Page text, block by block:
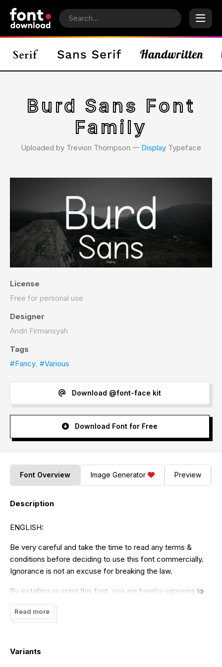
Burd Sans Font
Family
Uploaded by Trevion Thompson 𑁋 Display Typeface
License
Free for personal use
Designer
Andri Firmansyah
Tags
#Fancy, #Various
Download @font-face kit
Download Font for Free
Font Overview Image Generator Preview
Description
ENGLISH:
Be very careful and take the time to read any terms &
conditions before deciding to use this font commercially.
Ignorance is not an excuse for breaking the law.
By installing or using this font, you are hereby agreeing to
this Font Usage Agreement:
1. This font is ONLY FOR PERSONAL USE purposes. 2. NO
are REQUIRES A LICENSE for Promotional or Commercial
Read more
Variants